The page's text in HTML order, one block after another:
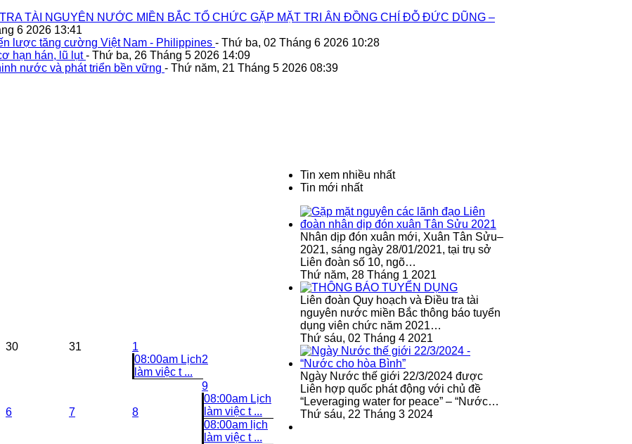
TÀI NGUYÊN NƯỚC MIỀN BẮC TỔ CHỨC GẶP MẶT TRI ÂN ĐỒNG CHÍ ĐỖ ĐỨC DŨNG –
6 2026 13:41
lược tăng cường Việt Nam - Philippines - Thứ ba, 02 Tháng 6 2026 10:28
hạn hán, lũ lụt- Thứ ba, 26 Tháng 5 2026 14:09
nước và phát triển bền vững - Thứ năm, 21 Tháng 5 2026 08:39
30 31
1
08:00am Lịch
làm việc t ...
2
6 7 8
9
08:00am Lịch
làm việc t ...
08:00am lịch
làm việc t ...
Tin xem nhiều nhất
Tin mới nhất
Nhân dịp đón xuân mới, Xuân Tân Sửu–
2021, sáng ngày 28/01/2021, tại trụ sở
Liên đoàn số 10, ngõ…
Thứ năm, 28 Tháng 1 2021
Liên đoàn Quy hoạch và Điều tra tài
nguyên nước miền Bắc thông báo tuyển
dụng viên chức năm 2021…
Thứ sáu, 02 Tháng 4 2021
Ngày Nước thế giới 22/3/2024 được
Liên hợp quốc phát động với chủ đề
“Leveraging water for peace” – “Nước…
Thứ sáu, 22 Tháng 3 2024